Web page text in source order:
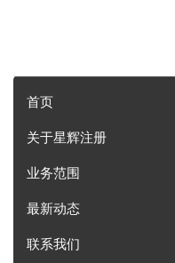
首页
关于星辉注册
业务范围
最新动态
联系我们